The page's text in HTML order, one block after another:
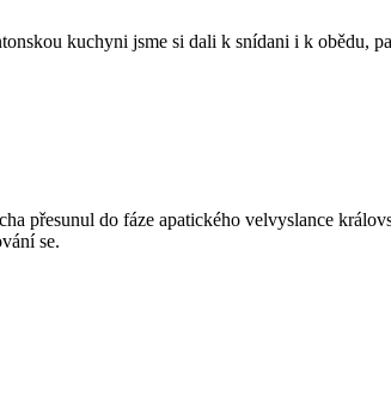
kuchyni jsme si dali k snídani i k obědu,
přesunul do fáze apatického velvyslance
se.